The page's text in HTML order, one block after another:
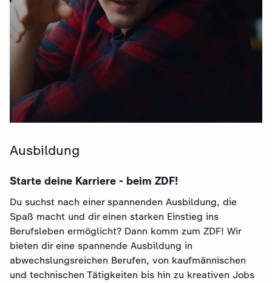
Ausbildung
Starte deine Karriere - beim ZDF!
Du suchst nach einer spannenden Ausbildung, die
Spaß macht und dir einen starken Einstieg ins
Berufsleben ermöglicht? Dann komm zum ZDF! Wir
bieten dir eine spannende Ausbildung in
abwechslungsreichen Berufen, von kaufmännischen
und technischen Tätigkeiten bis hin zu kreativen Jobs